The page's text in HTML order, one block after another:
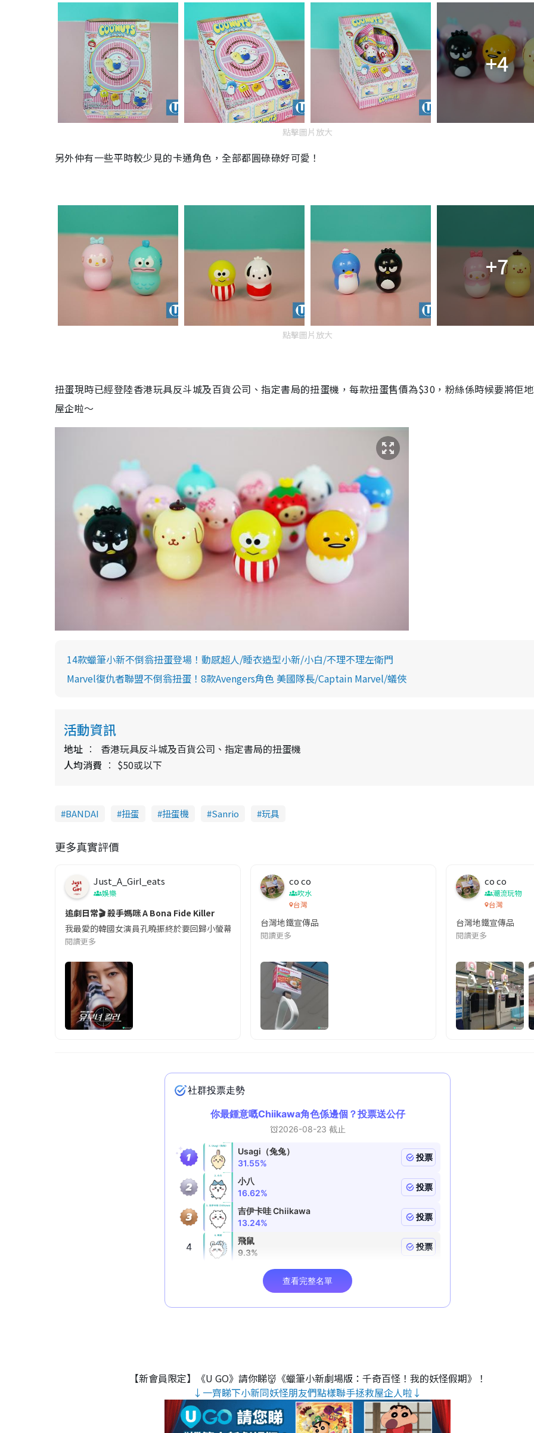
+4
點擊圖片放大
另外仲有一些平時較少見的卡通角色，全部都圓碌碌好可愛！
+7
點擊圖片放大
扭蛋現時已經登陸香港玩具反斗城及百貨公司、指定書局的扭蛋機，每款扭蛋售價為$30 ，粉絲係時候要將佢
屋企啦～
14款蠟筆小新不倒翁扭蛋登場！動感超人/睡衣造型小新/小白/不理不理左衛門
Marvel復仇者聯盟不倒翁扭蛋！8款Avengers角色 美國隊長/Captain Marvel/蟻俠
活動資訊
地址
香港玩具反斗城及百貨公司、指定書局的扭蛋機
人均消費
$50或以下
BANDAI 扭蛋 扭蛋機 Sanrio 玩具
更多真實評價
Just_A_Girl_eats
娛樂
追劇日常🎬 殺手媽咪 A Bona Fide Killer
我最愛的韓國女演員孔曉振終於要回歸小螢幕啦!這次的劇本改編自同名網絡漫畫,故事主軸圍繞女主角柳寶娜 —— 表面上是一
閱讀更多
co co
吹水
台灣
台灣地鐵宣傳品
閱讀更多
co co
潮流玩物
台灣
台灣地鐵宣傳品
閱讀更多
【新會員限定】《U GO》請你睇👹《蠟筆小新劇場版：千奇百怪！我的妖怪假期》！
↓一齊睇下小新同妖怪朋友們點樣聯手拯救屋企人啦↓